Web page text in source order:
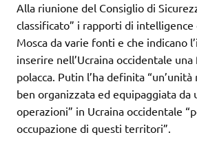
Alla riunione del Consiglio di
classificato” i rapporti di intelligence
Mosca da varie fonti e che indicano
inserire nell’Ucraina occidentale
polacca. Putin l’ha definita
ben organizzata ed equipaggiata da
operazioni” in Ucraina occidentale
occupazione di questi territori”.